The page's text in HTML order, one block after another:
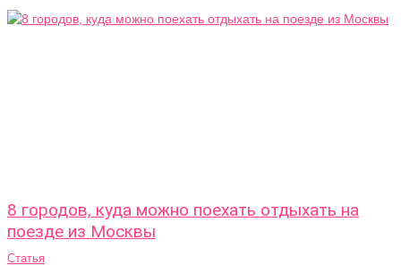
8 городов, куда можно поехать отдыхать на
поезде из Москвы
Статья